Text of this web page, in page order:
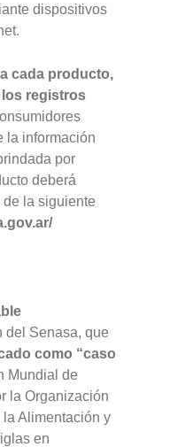
dispositivos
cada producto,
registros
la información
por
deberá
la siguiente
del Senasa, que
como “caso
Mundial de
la Organización
Alimentación y
en